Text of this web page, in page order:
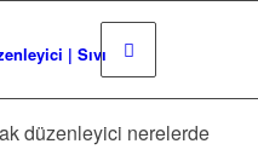
düzenleyici nerelerde